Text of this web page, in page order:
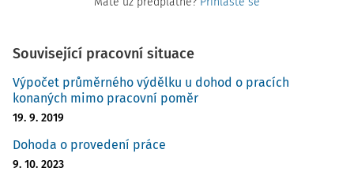
Související pracovní situace
Výpočet průměrného výdělku u dohod o pracích
konaných mimo pracovní poměr
19. 9. 2019
Dohoda o provedení práce
9. 10. 2023